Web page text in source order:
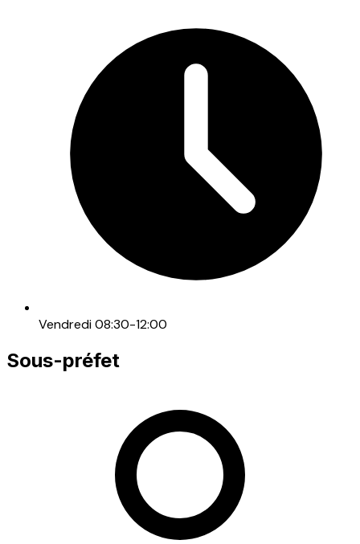
Vendredi 08:30-12:00
Sous-préfet